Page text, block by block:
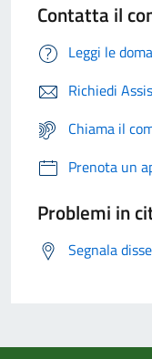
Contatta il
Leggi le
Richiedi
Chiama il
Prenota un
Problemi in
Segnala